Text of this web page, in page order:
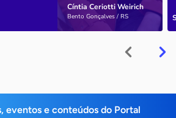
Cíntia Ceriotti Weirich
Bento Gonçalves / RS
eventos e conteúdos do Portal